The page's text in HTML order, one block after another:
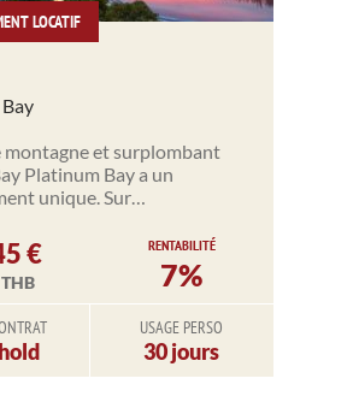
LOCATIF
montagne et surplombant
Platinum Bay a un
unique. Sur…
€ RENTABILITÉ
7%
USAGE PERSO
30 jours